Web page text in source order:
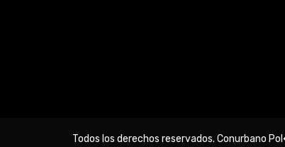
Todos los derechos reservados. Conurbano